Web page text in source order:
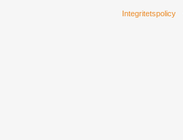
Integritetspolicy